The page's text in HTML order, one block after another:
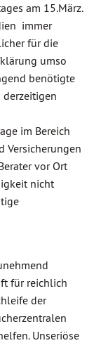
am 15.März.
immer
für die
umso
benötigte
derzeitigen
im Bereich
Versicherungen
vor Ort
nicht
für reichlich
der
Unseriöse